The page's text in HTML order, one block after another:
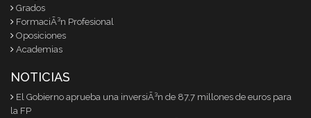
Grados
FormaciÃ³n Profesional
Oposiciones
Academias
NOTICIAS
El Gobierno aprueba una inversiÃ³n de 87,7 millones de euros para
la FP